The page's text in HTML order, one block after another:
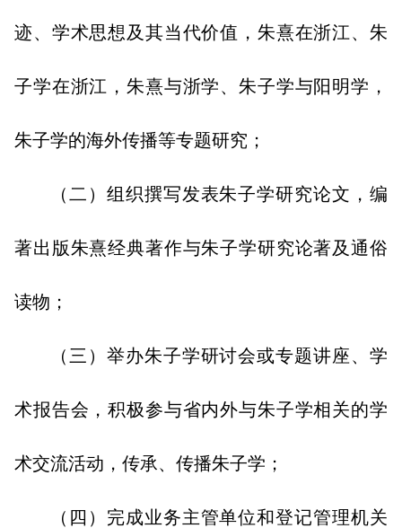
迹、学术思想及其当代价值，朱熹在浙江、朱
子学在浙江，朱熹与浙学、朱子学与阳明学，
朱子学的海外传播等专题研究；
（二）组织撰写发表朱子学研究论文，编
著出版朱熹经典著作与朱子学研究论著及通俗
读物；
（三）举办朱子学研讨会或专题讲座、学
术报告会，积极参与省内外与朱子学相关的学
术交流活动，传承、传播朱子学；
（四）完成业务主管单位和登记管理机关